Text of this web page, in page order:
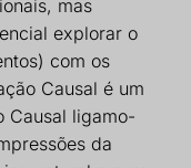
mas
explorar o
com os
Causal é um
Causal ligamo-
da